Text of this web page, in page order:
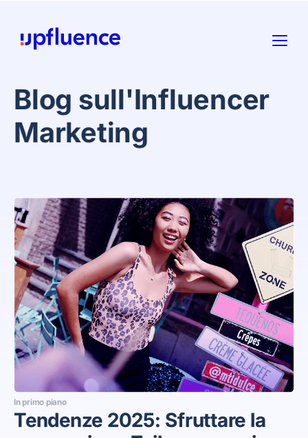
Blog sull'Influencer
Marketing
In primo piano
Tendenze 2025: Sfruttare la